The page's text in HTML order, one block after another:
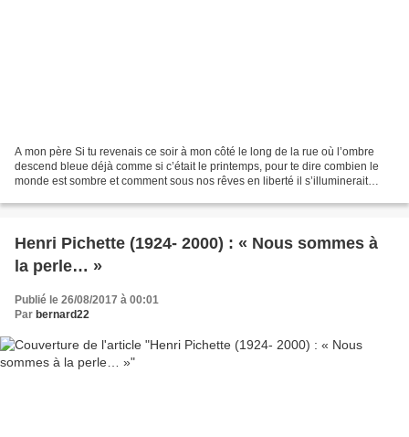
A mon père Si tu revenais ce soir à mon côté le long de la rue où l’ombre
descend bleue déjà comme si c’était le printemps, pour te dire combien le
monde est sombre et comment sous nos rêves en liberté il s’illuminerait
Henri Pichette (1924- 2000) : « Nous sommes à
la perle… »
Publié le 26/08/2017 à 00:01
Par bernard22